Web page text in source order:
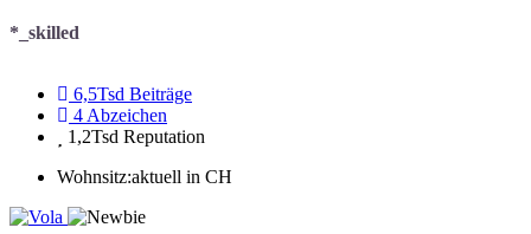
*_skilled
6,5Tsd Beiträge
4 Abzeichen
1,2Tsd Reputation
Wohnsitz:aktuell in CH